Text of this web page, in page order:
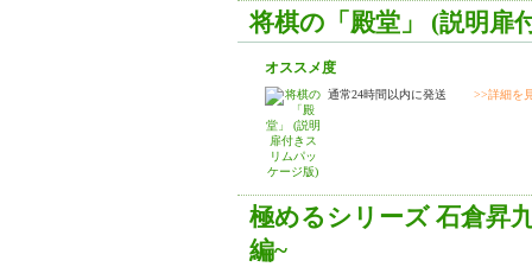
将棋の「殿堂」 (説明扉
オススメ度
通常24時間以内に発送 >>詳細を
極めるシリーズ 石倉昇
編~